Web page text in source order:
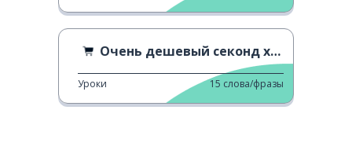
Очень дешевый секонд хенд
Уроки 15 слова/фразы